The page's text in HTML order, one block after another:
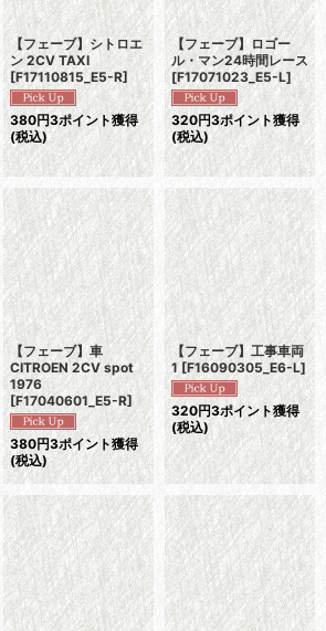
【フェーブ】シトロエ
ン 2CV TAXI
[F17110815_E5-R]
380円3ポイント獲得
(税込)
【フェーブ】ロゴー
ル・マン24時間レース
[F17071023_E5-L]
320円3ポイント獲得
(税込)
【フェーブ】車
CITROEN 2CV spot
1976
[F17040601_E5-R]
380円3ポイント獲得
(税込)
【フェーブ】工事車両
1 [F16090305_E6-L]
320円3ポイント獲得
(税込)